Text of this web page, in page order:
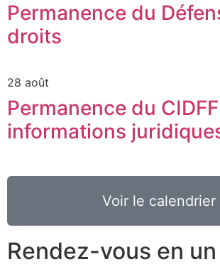
Permanence du
droits
28 août
Permanence du
informations
Voir le calendrier
Rendez-vous en